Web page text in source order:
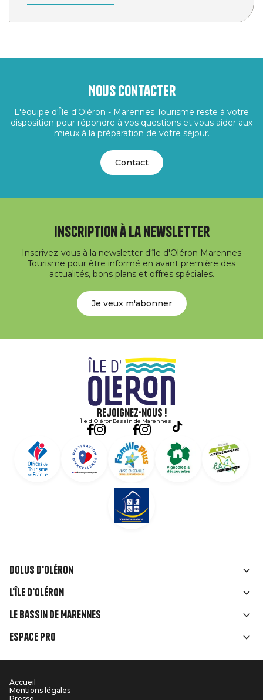
Nous contacter
L'équipe d'Île d'Oléron - Marennes Tourisme reste à votre
disposition pour répondre à vos questions et vous aider aux
mieux à la préparation de votre séjour.
Contact
Inscription à la newsletter
Inscrivez-vous à la newsletter d'île d'Oléron Marennes
Tourisme pour être informé en avant première des
actualités, bons plans et offres spéciales.
Je veux m'abonner
Rejoignez-nous !
Île d'OléronBassin de Marennes
Liens
rubriques
Dolus d'Oléron
L'île d'Oléron
Le Bassin de Marennes
Espace Pro
Menu
Accueil
Mentions légales